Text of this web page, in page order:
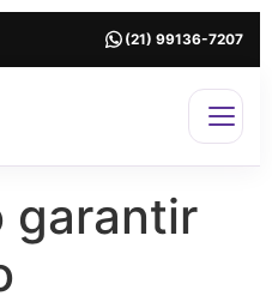
(21) 99136-7207
garantir